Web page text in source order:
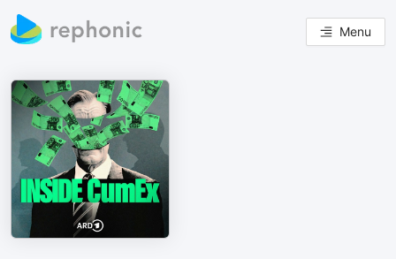
Menu